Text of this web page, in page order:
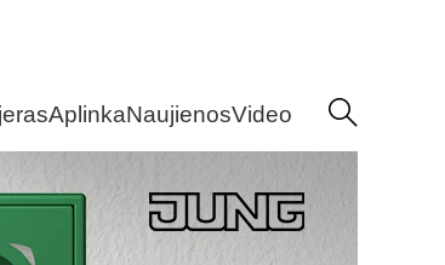
AplinkaNaujienosVideo